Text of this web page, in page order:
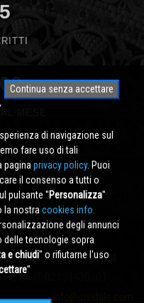
MESE
All Rights Reserved
CF IT-02134430301
Continua senza accettare
di navigazione sul
fare uso di tali
pagina privacy policy. Puoi
il consenso a tutti o
pulsante ''Personalizza''
la nostra cookies info.
degli annunci
delle tecnologie sopra
e chiudi'' o rifiutarne l'uso
''